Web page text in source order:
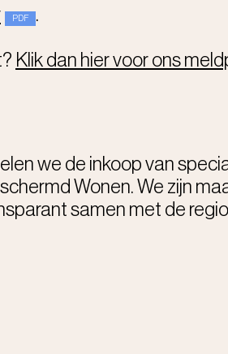
.
Klik dan hier voor ons
we de inkoop van
Wonen. We zijn
samen met de